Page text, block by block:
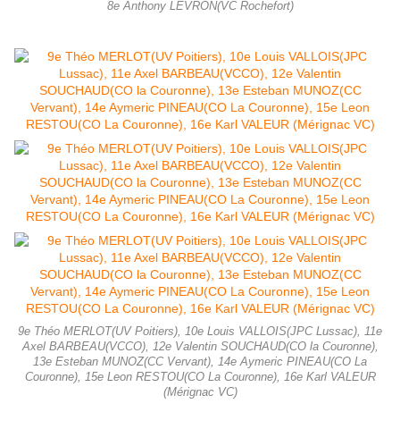
8e Anthony LEVRON(VC Rochefort)
9e Théo MERLOT(UV Poitiers), 10e Louis VALLOIS(JPC Lussac), 11e
Axel BARBEAU(VCCO), 12e Valentin SOUCHAUD(CO la Couronne),
13e Esteban MUNOZ(CC Vervant), 14e Aymeric PINEAU(CO La
Couronne), 15e Leon RESTOU(CO La Couronne), 16e Karl VALEUR
(Mérignac VC)